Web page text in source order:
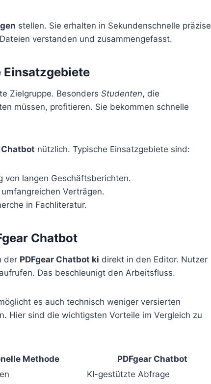
stellen. Sie erhalten in Sekundenschnelle präzise
verstanden und zusammengefasst.
Zielgruppe. Besonders Studenten, die
müssen, profitieren. Sie bekommen schnelle
Chatbot nützlich. Typische Einsatzgebiete sind:
von langen Geschäftsberichten.
Verträgen.
in Fachliteratur.
Chatbot
der PDFgear Chatbot ki direkt in den Editor. Nutzer
Das beschleunigt den Arbeitsfluss.
es auch technisch weniger versierten
Hier sind die wichtigsten Vorteile im Vergleich zu
Methode
PDFgear Chatbot
KI-gestützte Abfrage